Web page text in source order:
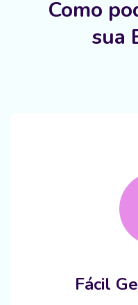
Como
sua
Fácil